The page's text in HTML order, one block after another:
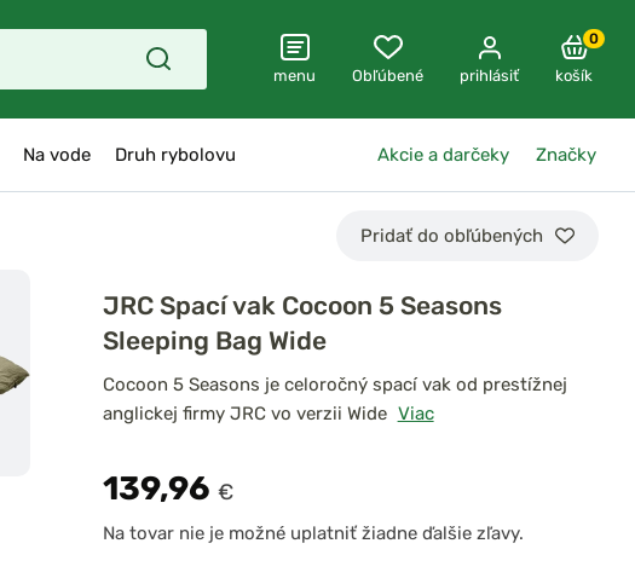
menu Obľúbené prihlásiť
0
košík
Na vode Druh rybolovu Akcie a darčeky Značky
Pridať do obľúbených
JRC Spací vak Cocoon 5 Seasons
Sleeping Bag Wide
Cocoon 5 Seasons je celoročný spací vak od prestížnej
anglickej firmy JRC vo verzii Wide Viac
139,96 €
Na tovar nie je možné uplatniť žiadne ďalšie zľavy.